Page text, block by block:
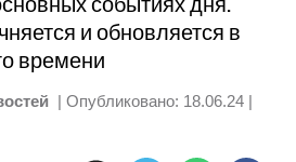
и обновляется в
времени
| Опубликовано: 18.06.24 |